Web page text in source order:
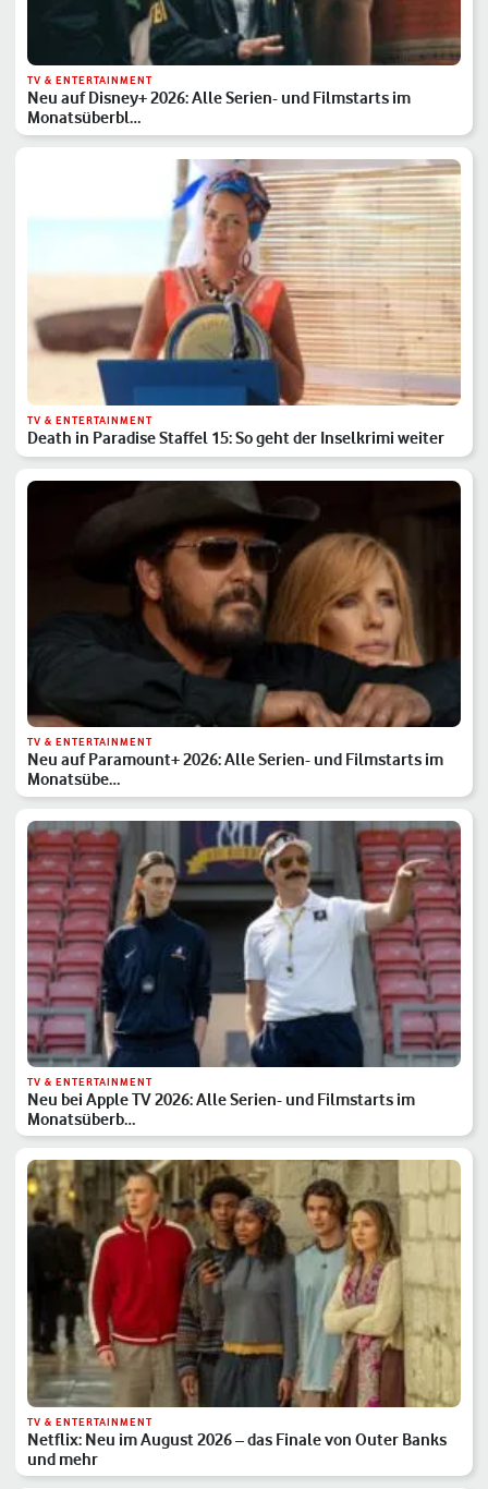
TV & ENTERTAINMENT
Neu auf Disney+ 2026: Alle Serien- und Filmstarts im
Monatsüberbl…
TV & ENTERTAINMENT
Death in Paradise Staffel 15: So geht der Inselkrimi weiter
TV & ENTERTAINMENT
Neu auf Paramount+ 2026: Alle Serien- und Filmstarts im
Monatsübe…
TV & ENTERTAINMENT
Neu bei Apple TV 2026: Alle Serien- und Filmstarts im
Monatsüberb…
TV & ENTERTAINMENT
Netflix: Neu im August 2026 – das Finale von Outer Banks
und mehr